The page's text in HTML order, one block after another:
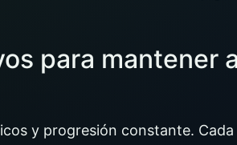
para mantener
y progresión constante.